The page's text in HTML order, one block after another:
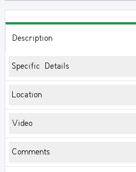
Description
Specific Details
Location
Video
Comments